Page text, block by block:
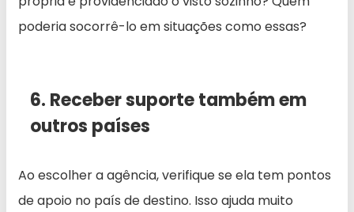
poderia socorrê-lo em situações como essas?
6. Receber suporte também em
outros países
Ao escolher a agência, verifique se ela tem pontos
de apoio no país de destino. Isso ajuda muito